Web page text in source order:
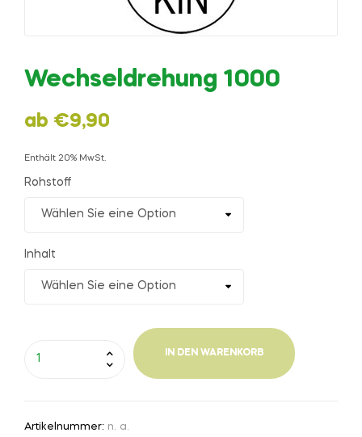
Wechseldrehung 1000
ab €9,90
Enthält 20% MwSt.
Rohstoff
Inhalt
IN DEN WARENKORB
Artikelnummer: n. a.